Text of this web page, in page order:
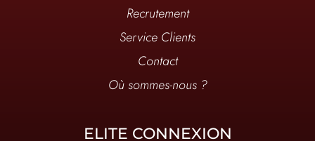
Recrutement
Service Clients
Contact
Où sommes-nous ?
ELITE CONNEXION